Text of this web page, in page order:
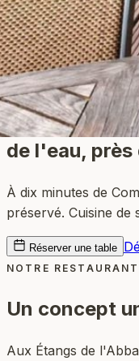
Restaurant
de l'eau, près
À dix minutes de
préservé. Cuisine de
Réserver une table
NOTRE RESTAURANT
Un concept
Aux Étangs de